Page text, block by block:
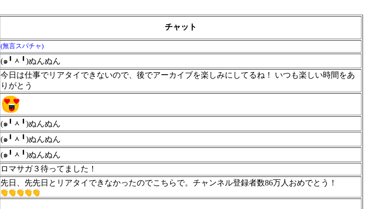
チャット
(無言スパチャ)
(๑╹ᆺ╹)ぬんぬん
今日は仕事でリアタイできないので、後でアーカイブを楽しみにしてるね！ いつも楽しい時間をあ
りがとう
​(๑╹ᆺ╹)ぬんぬん
(๑╹ᆺ╹)ぬんぬん
(๑╹ᆺ╹)ぬんぬん
ロマサガ３待ってました！
先日、先先日とリアタイできなかったのでこちらで。チャンネル登録者数86万人おめでとう！